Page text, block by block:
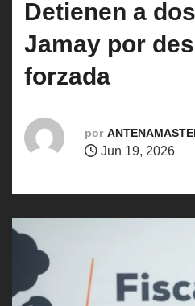
Detienen a
Jamay por
forzada
por
Jun 19, 2026